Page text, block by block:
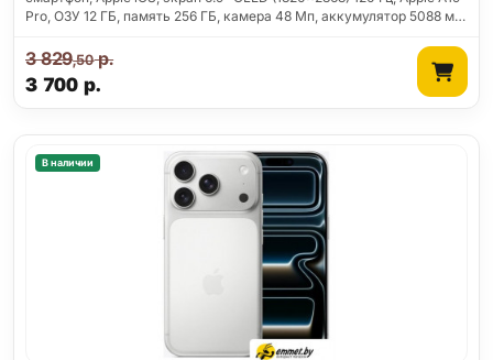
Pro, ОЗУ 12 ГБ, память 256 ГБ, камера 48 Мп, аккумулятор 5088 м…
3 700 р.
3 829,50р.
В наличии